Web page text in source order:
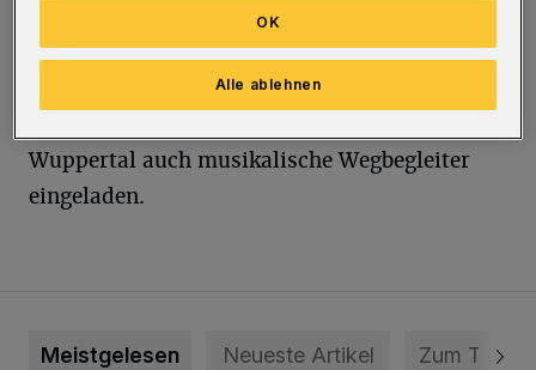
einen letzten großen Auftritt unter dem Motto
„Danke für den Applaus“ hin und hat dazu
mit Meelman, der Band Bollerkopp, dem
Wuppertal auch musikalische Wegbegleiter
eingeladen.
Meistgelesen Neueste Artikel Zum Thema
Alle ablehnen
OK